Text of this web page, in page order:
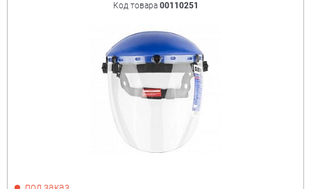
Код товара 00110251